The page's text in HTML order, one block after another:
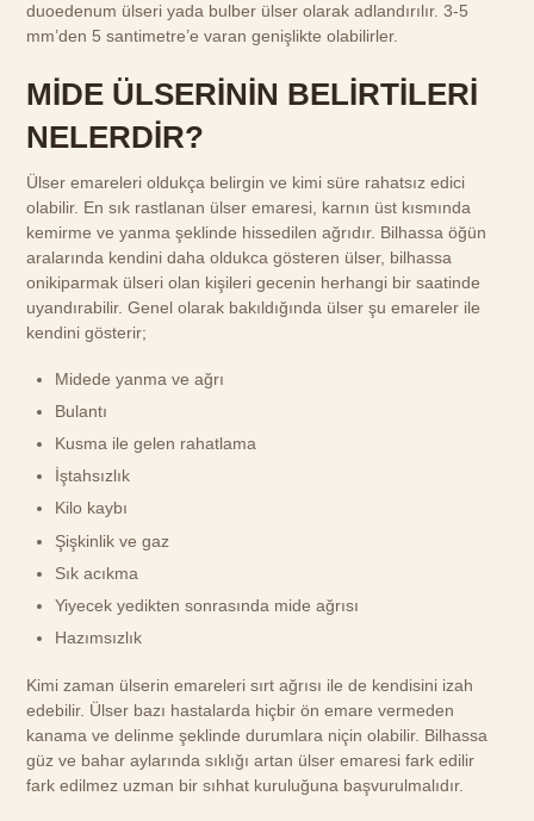
duoedenum ülseri yada bulber ülser olarak adlandırılır. 3-5
mm’den 5 santimetre’e varan genişlikte olabilirler.
MİDE ÜLSERİNİN BELİRTİLERİ
NELERDİR?
Ülser emareleri oldukça belirgin ve kimi süre rahatsız edici
olabilir. En sık rastlanan ülser emaresi, karnın üst kısmında
kemirme ve yanma şeklinde hissedilen ağrıdır. Bilhassa öğün
aralarında kendini daha oldukca gösteren ülser, bilhassa
onikiparmak ülseri olan kişileri gecenin herhangi bir saatinde
uyandırabilir. Genel olarak bakıldığında ülser şu emareler ile
kendini gösterir;
Midede yanma ve ağrı
Bulantı
Kusma ile gelen rahatlama
İştahsızlık
Kilo kaybı
Şişkinlik ve gaz
Sık acıkma
Yiyecek yedikten sonrasında mide ağrısı
Hazımsızlık
Kimi zaman ülserin emareleri sırt ağrısı ile de kendisini izah
edebilir. Ülser bazı hastalarda hiçbir ön emare vermeden
kanama ve delinme şeklinde durumlara niçin olabilir. Bilhassa
güz ve bahar aylarında sıklığı artan ülser emaresi fark edilir
fark edilmez uzman bir sıhhat kuruluğuna başvurulmalıdır.